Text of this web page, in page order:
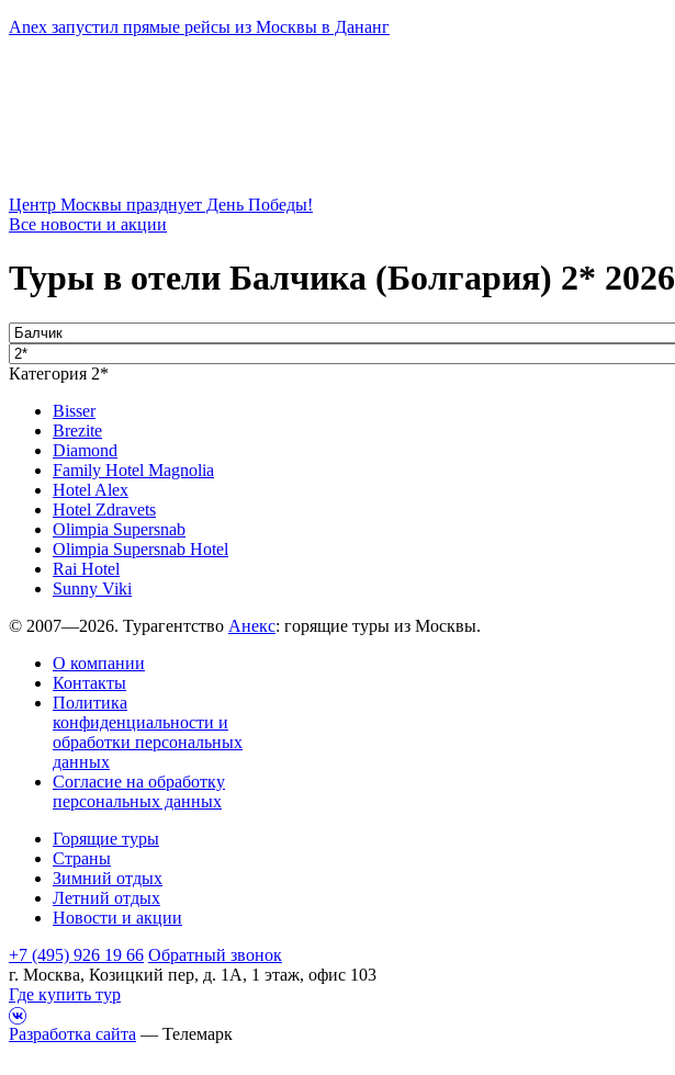
Anex запустил прямые рейсы из Москвы в Дананг
Центр Москвы празднует День Победы!
Все новости и акции
Туры в отели Балчика (Болгария) 2* 2026
Категория 2*
Bisser
Brezite
Diamond
Family Hotel Magnolia
Hotel Alex
Hotel Zdravets
Olimpia Supersnab
Olimpia Supersnab Hotel
Rai Hotel
Sunny Viki
© 2007—2026. Турагентство Анекс: горящие туры из Москвы.
О компании
Контакты
Политика
конфиденциальности и
обработки персональных
данных
Согласие на обработку
персональных данных
Горящие туры
Страны
Зимний отдых
Летний отдых
Новости и акции
+7 (495) 926 19 66 Обратный звонок
г. Москва, Козицкий пер, д. 1А, 1 этаж, офис 103
Где купить тур
Разработка сайта — Телемарк